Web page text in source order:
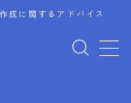
成に関するアドバイス